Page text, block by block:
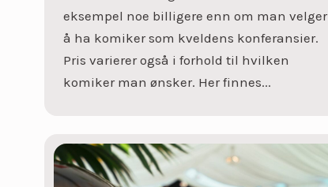
eksempel noe billigere enn om man velger
å ha komiker som kveldens konferansier.
Pris varierer også i forhold til hvilken
komiker man ønsker. Her finnes...